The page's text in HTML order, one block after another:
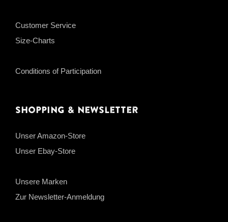
Customer Service
Size-Charts
Conditions of Participation
Shopping & Newsletter
Unser Amazon-Store
Unser Ebay-Store
Unsere Marken
Zur Newsletter-Anmeldung